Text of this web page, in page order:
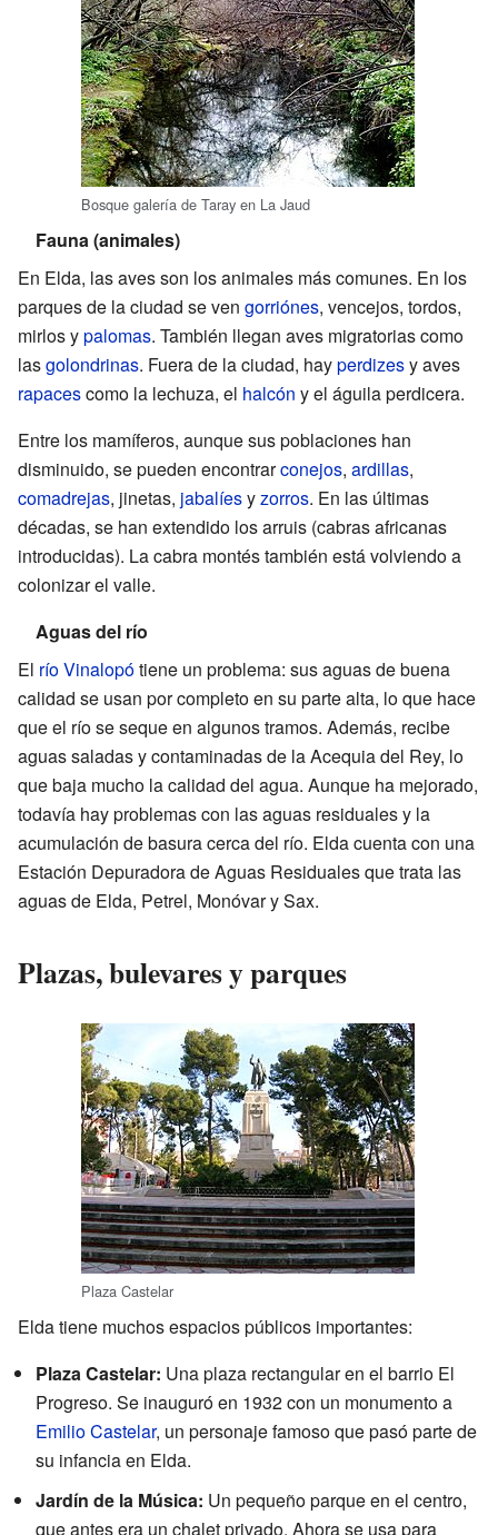
Bosque galería de Taray en La Jaud
Fauna (animales)
En Elda, las aves son los animales más comunes. En los
parques de la ciudad se ven gorriónes, vencejos, tordos,
mirlos ypalomas. También llegan aves migratorias como
lasgolondrinas. Fuera de la ciudad, hayperdizesy aves
rapacescomo la lechuza, el halcón y el águila perdicera.
Entre los mamíferos, aunque sus poblaciones han
disminuido, se pueden encontrarconejos, ardillas,
comadrejas, jinetas, jabalíesyzorros. En las últimas
décadas, se han extendido los arruis (cabras africanas
introducidas). La cabra montés también está volviendo a
colonizar el valle.
Aguas del río
El río Vinalopótiene un problema: sus aguas de buena
calidad se usan por completo en su parte alta, lo que hace
que el río se seque en algunos tramos. Además, recibe
aguas saladas y contaminadas de la Acequia del Rey, lo
que baja mucho la calidad del agua. Aunque ha mejorado,
todavía hay problemas con las aguas residuales y la
acumulación de basura cerca del río. Elda cuenta con una
Estación Depuradora de Aguas Residuales que trata las
aguas de Elda, Petrel, Monóvar y Sax.
Plazas, bulevares y parques
Plaza Castelar
Elda tiene muchos espacios públicos importantes:
Plaza Castelar: Una plaza rectangular en el barrio El
Progreso. Se inauguró en 1932 con un monumento a
Emilio Castelar, un personaje famoso que pasó parte de
su infancia en Elda.
Jardín de la Música: Un pequeño parque en el centro,
que antes era un chalet privado. Ahora se usa para